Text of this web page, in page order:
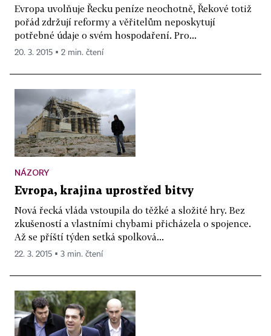
Evropa uvolňuje Řecku peníze neochotně, Řekové totiž
pořád zdržují reformy a věřitelům neposkytují
potřebné údaje o svém hospodaření. Pro...
20. 3. 2015 ▪ 2 min. čtení
NÁZORY
Evropa, krajina uprostřed bitvy
Nová řecká vláda vstoupila do těžké a složité hry. Bez
zkušeností a vlastními chybami přicházela o spojence.
Až se příští týden setká spolková...
22. 3. 2015 ▪ 3 min. čtení